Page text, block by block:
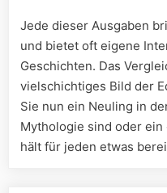
Jede dieser Ausgaben
und bietet oft eigene
Geschichten. Das
vielschichtiges Bild der
Sie nun ein Neuling in
Mythologie sind oder
hält für jeden etwas